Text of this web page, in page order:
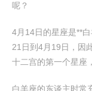
呢？
4月14日的星座是**
21日到4月19日，因
十二宫的第一个星座
白羊座的东谈主时常